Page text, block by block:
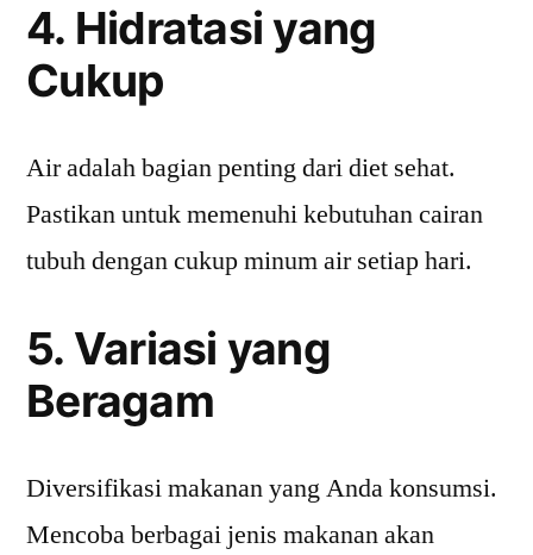
4. Hidratasi yang
Cukup
Air adalah bagian penting dari diet sehat.
Pastikan untuk memenuhi kebutuhan cairan
tubuh dengan cukup minum air setiap hari.
5. Variasi yang
Beragam
Diversifikasi makanan yang Anda konsumsi.
Mencoba berbagai jenis makanan akan